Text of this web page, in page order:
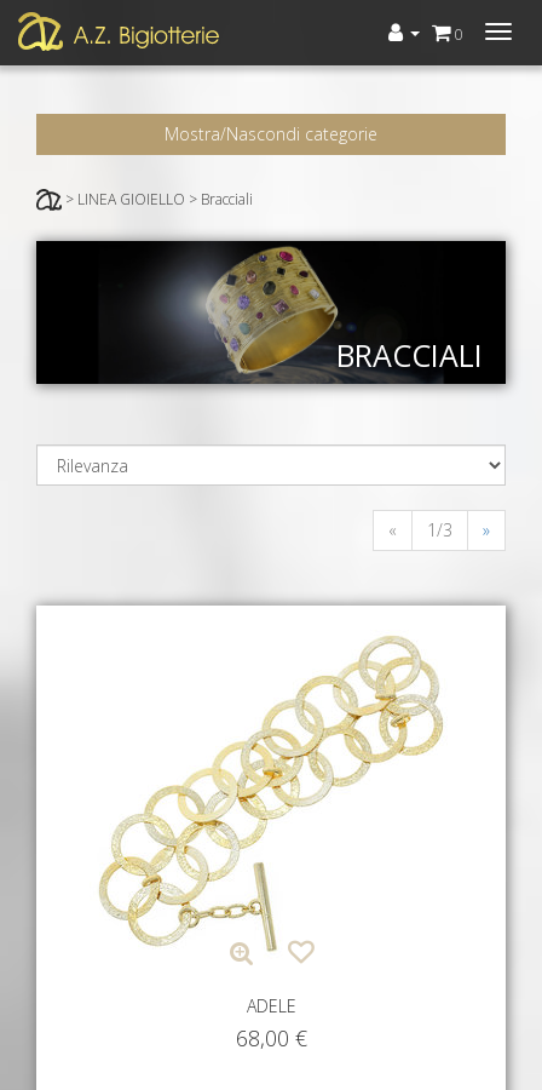
Menù
0
Mostra/Nascondi categorie
> LINEA GIOIELLO > Bracciali
BRACCIALI
« 1/3 »
ADELE
68,00 €